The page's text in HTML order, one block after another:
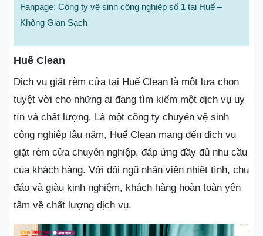
Fanpage: Công ty vệ sinh công nghiệp số 1 tại Huế –
Không Gian Sạch
Huế Clean
Dịch vụ giặt rèm cửa tại Huế Clean là một lựa chọn
tuyệt vời cho những ai đang tìm kiếm một dịch vụ uy
tín và chất lượng. Là một công ty chuyên vệ sinh
công nghiệp lâu năm, Huế Clean mang đến dịch vụ
giặt rèm cửa chuyên nghiệp, đáp ứng đầy đủ nhu cầu
của khách hàng. Với đội ngũ nhân viên nhiệt tình, chu
đáo và giàu kinh nghiệm, khách hàng hoàn toàn yên
tâm về chất lượng dịch vụ.